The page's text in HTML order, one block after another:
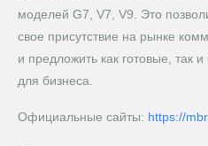
моделей G7, V7, V9. Это
свое присутствие на рынке
и предложить как готовые, так
для бизнеса.
Официальные сайты: https://